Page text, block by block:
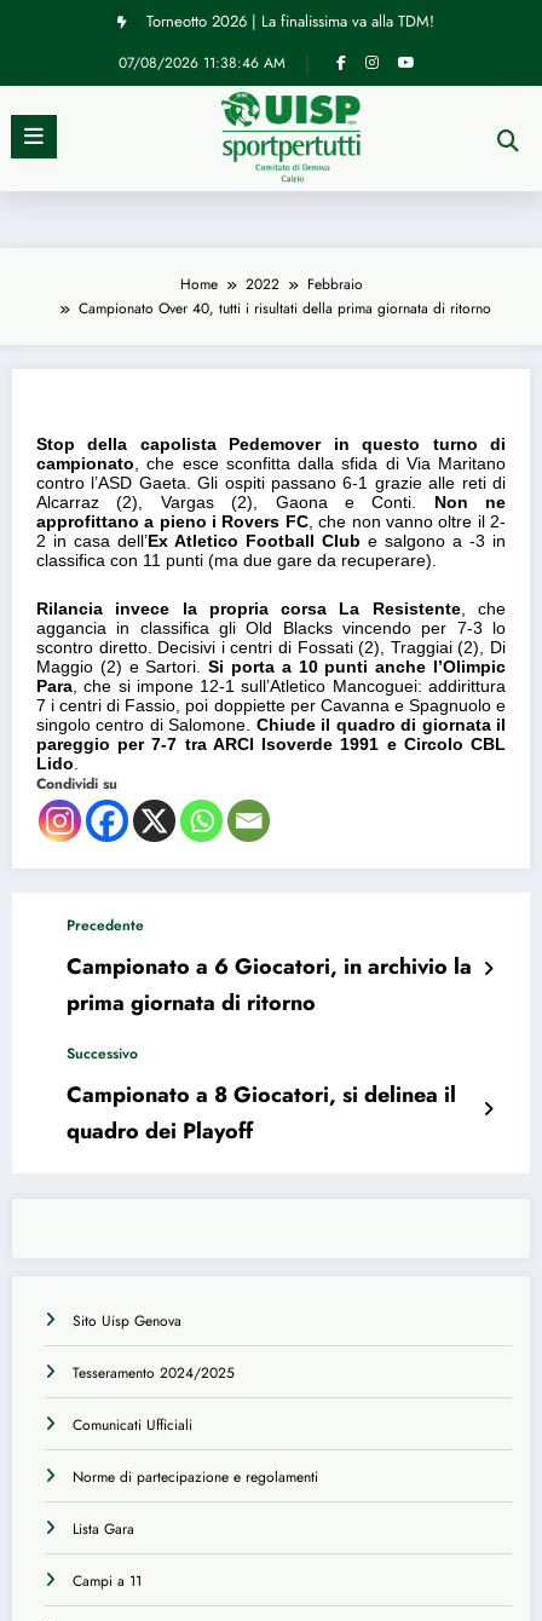
Torneotto 2026 | La finalissima va alla TDM!
07/08/2026 11:38:46 AM
Home 2022
Febbraio
Campionato Over 40, tutti i risultati della prima giornata di ritorno
Sito Uisp Genova
Tesseramento 2024/2025
Comunicati Ufficiali
Norme di partecipazione e regolamenti
Lista Gara
Campi a 11
Campionato Over 40, tutti i risultati
della prima giornata di ritorno
Stop della capolista Pedemover in questo turno di
campionato , che esce sconfitta dalla sfida di Via Maritano
contro l’ASD Gaeta. Gli ospiti passano 6-1 grazie alle reti di
Alcarraz (2), Vargas (2), Gaona e Conti. Non ne
approfittano a pieno i Rovers FC, che non vanno oltre il 2-
2 in casa dell’Ex Atletico Football Club e salgono a -3 in
classifica con 11 punti (ma due gare da recuperare).
Rilancia invece la propria corsa La Resistente, che
aggancia in classifica gli Old Blacks vincendo per 7-3 lo
scontro diretto. Decisivi i centri di Fossati (2), Traggiai (2), Di
Maggio (2) e Sartori.Si porta a 10 punti anche l’Olimpic
Para , che si impone 12-1 sull’Atletico Mancoguei: addirittura
7 i centri di Fassio, poi doppiette per Cavanna e Spagnuolo e
singolo centro di Salomone. Chiude il quadro di giornata il
pareggio per 7-7 tra ARCI Isoverde 1991 e Circolo CBL
Lido
Condividi su
Precedente
Campionato a 6 Giocatori, in archivio la
prima giornata di ritorno
Successivo
Campionato a 8 Giocatori, si delinea il
quadro dei Playoff